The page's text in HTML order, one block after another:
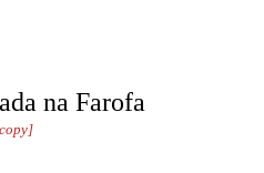
na Farofa